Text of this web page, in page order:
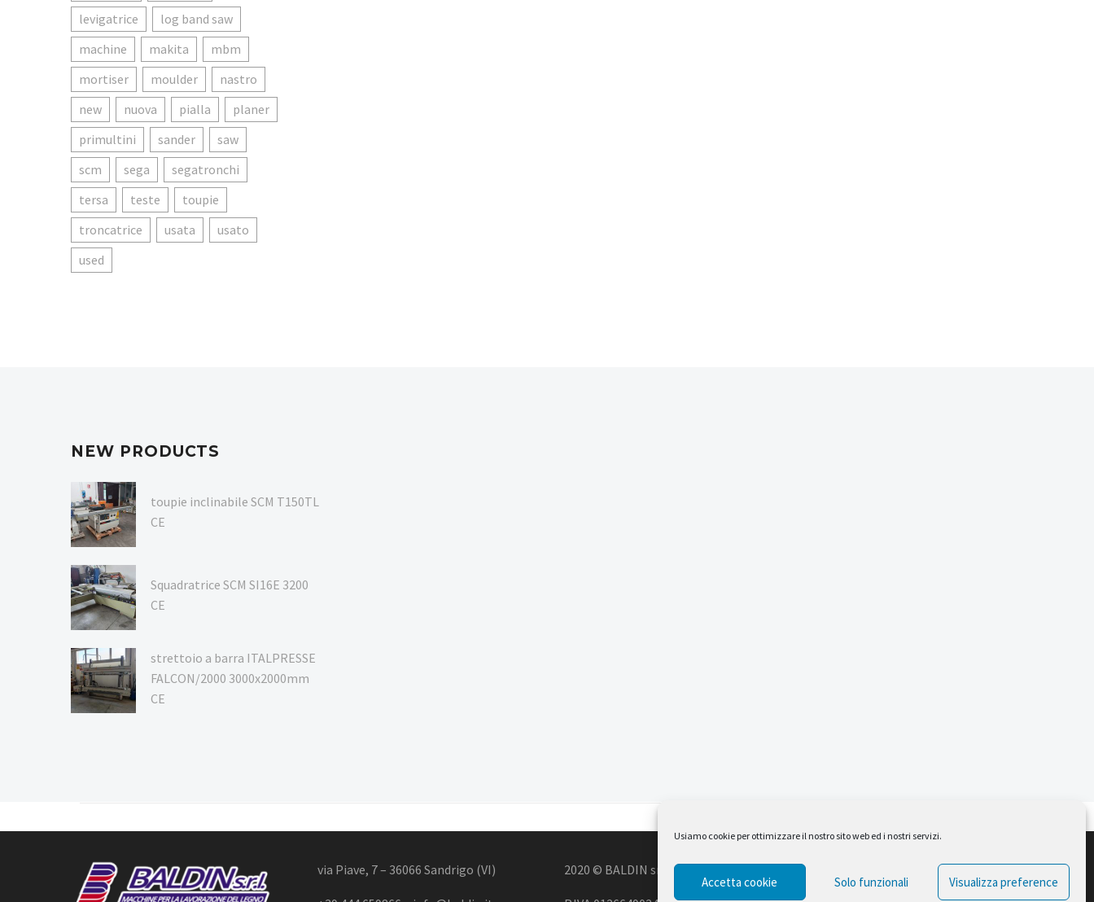
Usiamo cookie per ottimizzare il nostro sito web ed i nostri servizi.
Accetta cookie Solo funzionali Visualizza preference
levigatrice
log band saw
machine
makita
mbm
mortiser
moulder
nastro
new
nuova pialla
planer
primultini
sander
saw
scm
sega
segatronchi
tersa
teste
toupie
troncatrice
usata
usato
used
NEW PRODUCTS
toupie inclinabile SCM T150TL
CE
Squadratrice SCM SI16E 3200
CE
strettoio a barra ITALPRESSE
FALCON/2000 3000x2000mm
CE
via Piave, 7 – 36066 Sandrigo (VI) 2020 © BALDIN srl Design by Ferruccio Lindaver